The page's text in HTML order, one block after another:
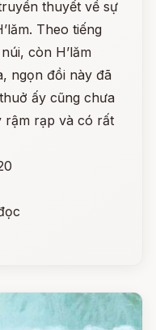
thuyết về sự
Theo tiếng
còn H’lăm
ngọn đồi này đã
ấy cũng chưa
rậm rạp và có rất